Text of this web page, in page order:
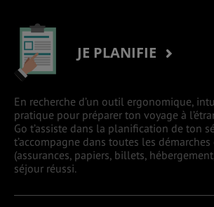
JE PLANIFIE
En recherche d’un outil ergonomique,
pratique pour préparer ton voyage à
Go t’assiste dans la planification de ton
t’accompagne dans toutes les
(assurances, papiers, billets,
séjour réussi.